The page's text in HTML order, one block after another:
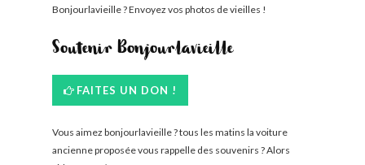
Bonjourlavieille ? Envoyez vos photos de vieilles !
Soutenir Bonjourlavieille
FAITES UN DON !
Vous aimez bonjourlavieille ? tous les matins la voiture
ancienne proposée vous rappelle des souvenirs ? Alors